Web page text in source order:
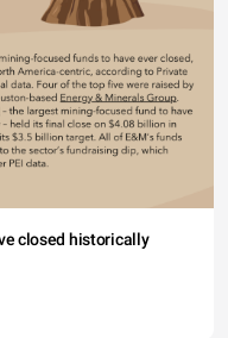
closed historically